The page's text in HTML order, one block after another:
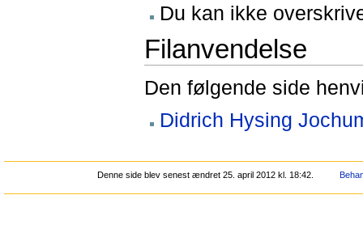
Du kan ikke
Filanvendelse
Den følgende side
Didrich Hysing
Denne side blev senest ændret 25. april 2012 kl. 18:42.